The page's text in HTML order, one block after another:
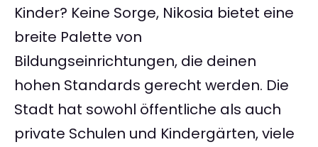
Kinder? Keine Sorge, Nikosia bietet eine
breite Palette von
Bildungseinrichtungen, die deinen
hohen Standards gerecht werden. Die
Stadt hat sowohl öffentliche als auch
private Schulen und Kindergärten, viele